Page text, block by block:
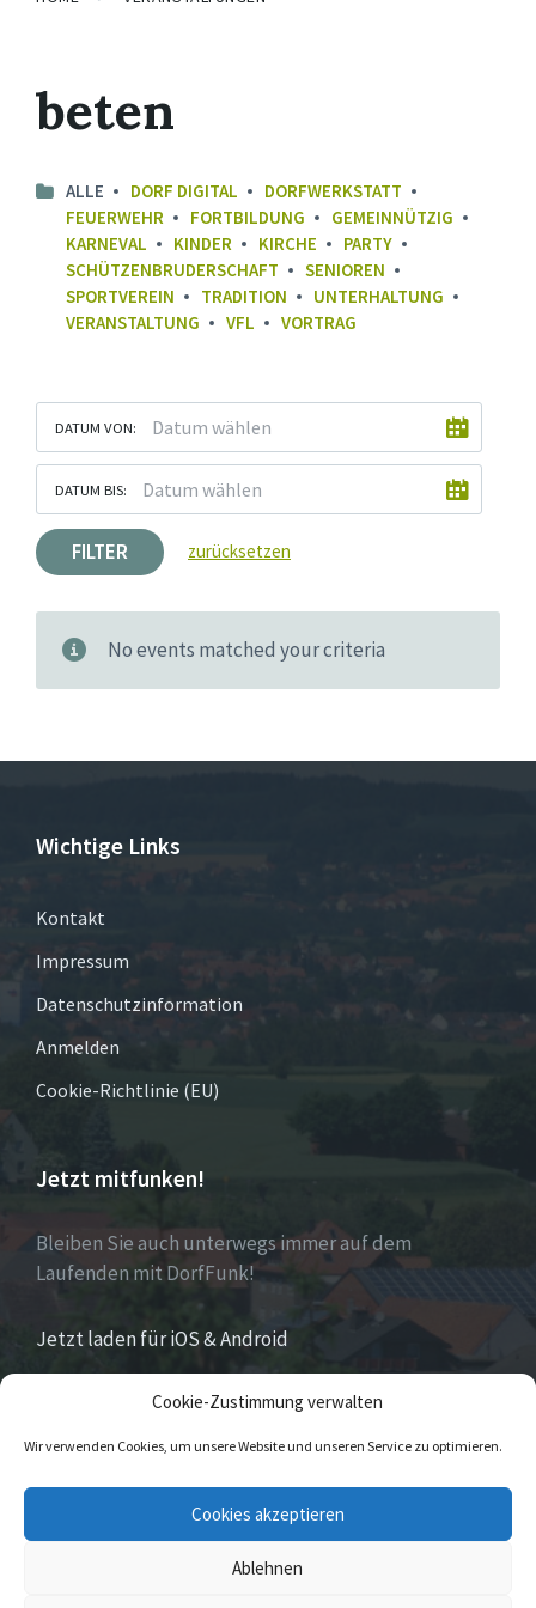
Cookie-Zustimmung verwalten
Wir verwenden Cookies, um unsere Website und unseren Service zu optimieren.
Cookies akzeptieren
Ablehnen
beten
ALLE DORF DIGITAL
DORFWERKSTATT
FEUERWEHR
FORTBILDUNG
GEMEINNÜTZIG
KARNEVAL
KINDER KIRCHE
PARTY
SCHÜTZENBRUDERSCHAFT
SENIOREN
SPORTVEREIN
TRADITION
UNTERHALTUNG
VERANSTALTUNG
VFL VORTRAG
DATUM VON:
DATUM BIS:
FILTER zurücksetzen
No events matched your criteria
Wichtige Links
Kontakt
Impressum
Datenschutzinformation
Anmelden
Cookie-Richtlinie (EU)
Jetzt mitfunken!
Bleiben Sie auch unterwegs immer auf dem
Laufenden mit DorfFunk!
Jetzt laden für iOS & Android
Eversenist Stadtteil der Stadt Nieheim im Kreis
Höxter im östlichen Nordrhein-Westfalen.